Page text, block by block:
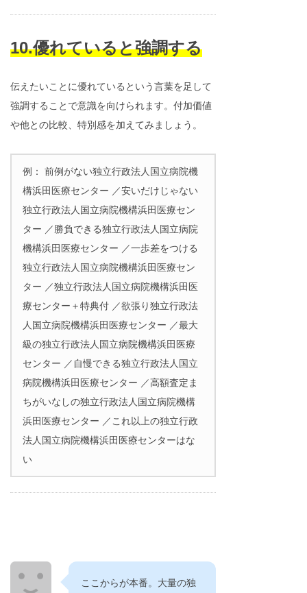
10.優れていると強調する
伝えたいことに優れているという言葉を足して
強調することで意識を向けられます。付加価値
や他との比較、特別感を加えてみましょう。
例： 前例がない独立行政法人国立病院機
構浜田医療センター ／安いだけじゃない
独立行政法人国立病院機構浜田医療セン
ター ／勝負できる独立行政法人国立病院
機構浜田医療センター ／一歩差をつける
独立行政法人国立病院機構浜田医療セン
ター ／独立行政法人国立病院機構浜田医
療センター＋特典付 ／欲張り独立行政法
人国立病院機構浜田医療センター ／最大
級の独立行政法人国立病院機構浜田医療
センター ／自慢できる独立行政法人国立
病院機構浜田医療センター ／高額査定ま
ちがいなしの独立行政法人国立病院機構
浜田医療センター ／これ以上の独立行政
法人国立病院機構浜田医療センターはな
い
ここからが本番。大量の独